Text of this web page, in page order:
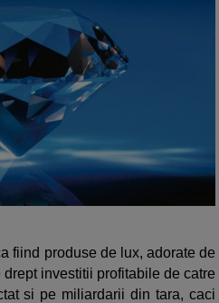
fiind produse de lux, adorate de
investitii profitabile de catre
si pe miliardarii din tara, caci